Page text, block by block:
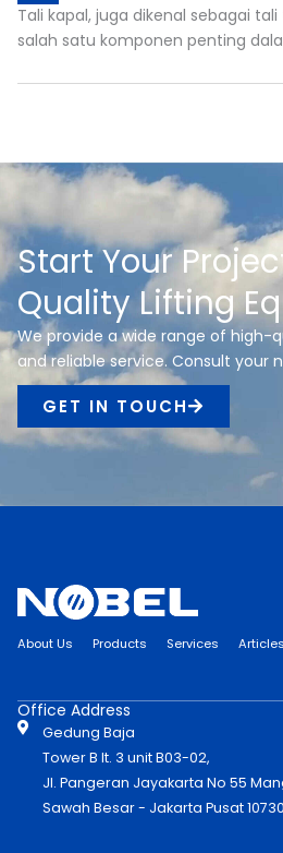
Tali kapal, juga dikenal sebagai
salah satu komponen penting
Start Your
Quality Lifting
We provide a wide range of high-
and reliable service. Consult your
GET IN TOUCH
About Us Products Services Articles
Office Address
Gedung Baja
Tower B lt. 3 unit B03-02,
Jl. Pangeran Jayakarta No 55
Sawah Besar - Jakarta Pusat 10730